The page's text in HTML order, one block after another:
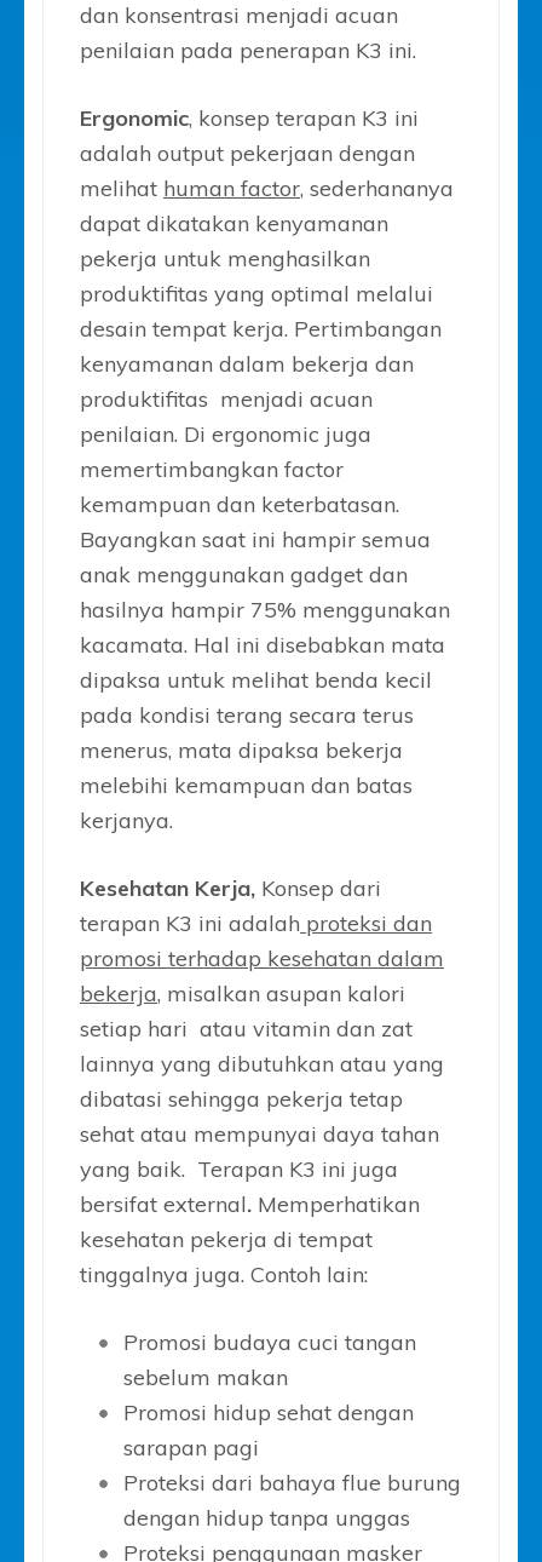
dan konsentrasi menjadi acuan
penilaian pada penerapan K3 ini.
Ergonomic, konsep terapan K3 ini
adalah output pekerjaan dengan
melihat human factor, sederhananya
dapat dikatakan kenyamanan
pekerja untuk menghasilkan
produktifitas yang optimal melalui
desain tempat kerja. Pertimbangan
kenyamanan dalam bekerja dan
produktifitas menjadi acuan
penilaian. Di ergonomic juga
memertimbangkan factor
kemampuan dan keterbatasan.
Bayangkan saat ini hampir semua
anak menggunakan gadget dan
hasilnya hampir 75% menggunakan
kacamata. Hal ini disebabkan mata
dipaksa untuk melihat benda kecil
pada kondisi terang secara terus
menerus, mata dipaksa bekerja
melebihi kemampuan dan batas
kerjanya.
Kesehatan Kerja, Konsep dari
terapan K3 ini adalah proteksi dan
promosi terhadap kesehatan dalam
bekerja, misalkan asupan kalori
setiap hari atau vitamin dan zat
lainnya yang dibutuhkan atau yang
dibatasi sehingga pekerja tetap
sehat atau mempunyai daya tahan
yang baik. Terapan K3 ini juga
bersifat external. Memperhatikan
kesehatan pekerja di tempat
tinggalnya juga. Contoh lain:
Promosi budaya cuci tangan
sebelum makan
Promosi hidup sehat dengan
sarapan pagi
Proteksi dari bahaya flue burung
dengan hidup tanpa unggas
Proteksi penggunaan masker